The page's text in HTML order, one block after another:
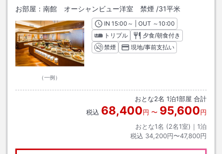
お部屋： 南館 オーシャンビュー洋室 禁煙 /31平米
（一例）
INチェックイン
15:00 ～ | OUT チェックアウト
～10:00
トリプル
夕食/朝食付き
禁煙
現地/事前支払い
おとな2名 1泊1部屋 合計
税込 68,400円 〜 95,600円
おとな1名 (2名1室)｜ 1泊
税込 34,200円〜47,800円